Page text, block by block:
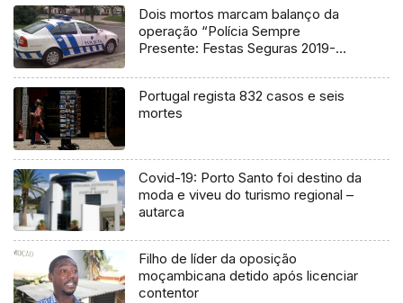
Dois mortos marcam balanço da
operação “Polícia Sempre
Presente: Festas Seguras 2019-
Portugal regista 832 casos e seis
mortes
Covid-19: Porto Santo foi destino da
moda e viveu do turismo regional –
autarca
Filho de líder da oposição
moçambicana detido após licenciar
contentor